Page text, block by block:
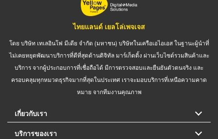
ไทยแลนด์ เยลโล่เพจเจส
โดย บริษัท เทเลอินโฟ มีเดีย จำกัด (มหาชน) บริษัทในเครือเอไอเอส ในฐานะผู้นำที่
ไม่เคยหยุดพัฒนาบริการที่ดีที่สุดด้านดิจิทัล มาร์เก็ตติ้ง ผ่านเว็บไซต์รวมสินค้าและ
บริการ จากผู้ประกอบการที่เชื่อถือได้ มีการตรวจสอบและยืนยันตัวตนจริง และ
ครอบคลุมทุกหมวดธุรกิจมากที่สุดในประเทศ เราจะมอบบริการที่เหนือความคาด
หมาย จากทีมงานคุณภาพ
เกี่ยวกับเรา
บริการของเรา